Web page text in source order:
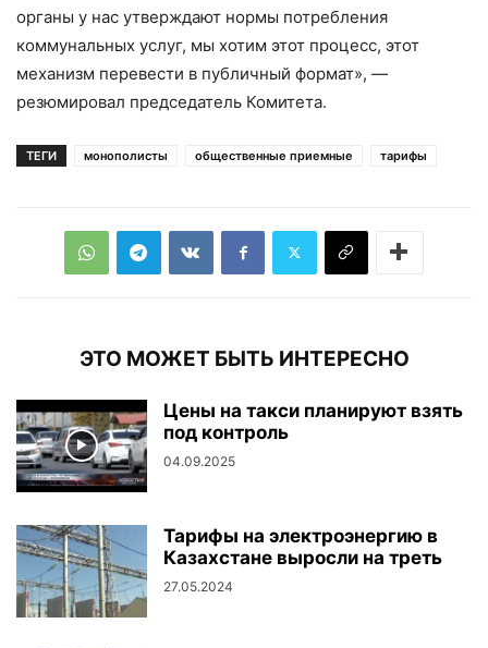
органы у нас утверждают нормы потребления
коммунальных услуг, мы хотим этот процесс, этот
механизм перевести в публичный формат», —
резюмировал председатель Комитета.
ТЕГИ монополисты общественные приемные тарифы
ЭТО МОЖЕТ БЫТЬ ИНТЕРЕСНО
Цены на такси планируют взять
под контроль
04.09.2025
Тарифы на электроэнергию в
Казахстане выросли на треть
27.05.2024